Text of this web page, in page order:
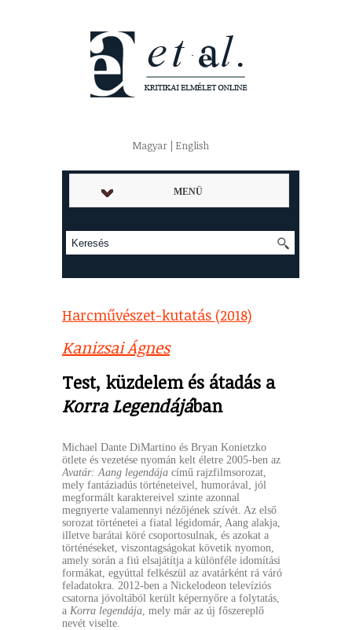
Magyar | English
MENÜ
Harcművészet-kutatás (2018)
Kanizsai Ágnes
Test, küzdelem és átadás a
Korra Legendájában
Michael Dante DiMartino és Bryan Konietzko
ötlete és vezetése nyomán kelt életre 2005-ben az
Avatár: Aang legendája című rajzfilmsorozat,
mely fantáziadús történeteivel, humorával, jól
megformált karaktereivel szinte azonnal
megnyerte valamennyi nézőjének szívét. Az első
sorozat történetei a fiatal légidomár, Aang alakja,
illetve barátai köré csoportosulnak, és azokat a
történéseket, viszontagságokat követik nyomon,
amely során a fiú elsajátítja a különféle idomítási
formákat, egyúttal felkészül az avatárként rá váró
feladatokra. 2012-ben a Nickelodeon televíziós
csatorna jóvoltából került képernyőre a folytatás,
a Korra legendája, mely már az új főszereplő
nevét viselte.